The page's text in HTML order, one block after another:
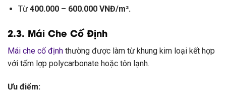
Từ 400.000 – 600.000 VNĐ/m².
2.3. Mái Che Cố Định
Mái che cố định thường được làm từ khung kim loại kết hợp
với tấm lợp polycarbonate hoặc tôn lạnh.
Ưu điểm: